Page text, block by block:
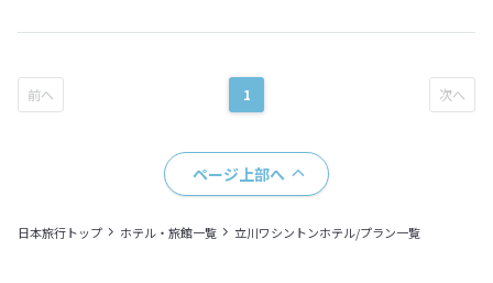
1
ページ上部へ
日本旅行トップ ホテル・旅館一覧 立川ワシントンホテル/プラン一覧